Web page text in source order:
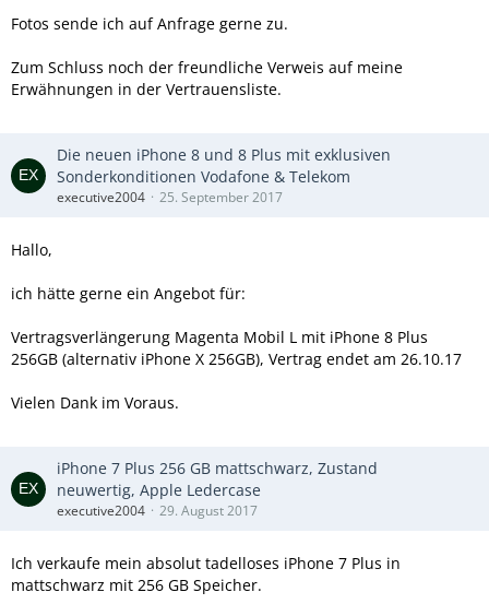
Fotos sende ich auf Anfrage gerne zu.
Zum Schluss noch der freundliche Verweis auf meine
Erwähnungen in der Vertrauensliste.
Die neuen iPhone 8 und 8 Plus mit exklusiven
Sonderkonditionen Vodafone & Telekom
executive2004 25. September 2017
Hallo,
ich hätte gerne ein Angebot für:
Vertragsverlängerung Magenta Mobil L mit iPhone 8 Plus
256GB (alternativ iPhone X 256GB), Vertrag endet am 26.10.17
Vielen Dank im Voraus.
iPhone 7 Plus 256 GB mattschwarz, Zustand
neuwertig, Apple Ledercase
executive2004 29. August 2017
Ich verkaufe mein absolut tadelloses iPhone 7 Plus in
mattschwarz mit 256 GB Speicher.